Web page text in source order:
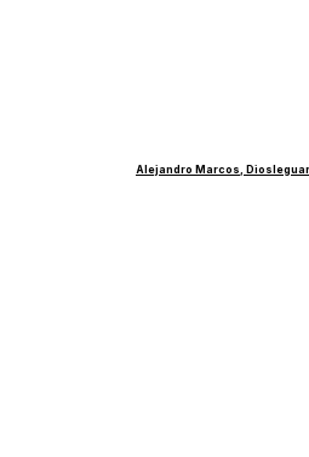
Alejandro Marcos,